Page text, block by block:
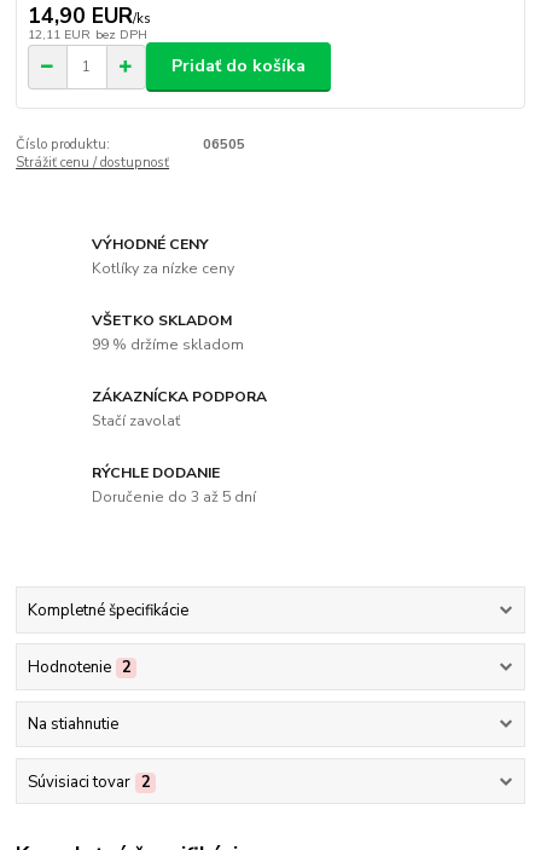
14,90 EUR/ks
12,11 EUR bez DPH
Pridať do košíka
Číslo produktu:
06505
Strážiť cenu / dostupnosť
VÝHODNÉ CENY
Kotlíky za nízke ceny
VŠETKO SKLADOM
99 % držíme skladom
ZÁKAZNÍCKA PODPORA
Stačí zavolať
RÝCHLE DODANIE
Doručenie do 3 až 5 dní
Kompletné špecifikácie
Hodnotenie 2
Na stiahnutie
Súvisiaci tovar 2